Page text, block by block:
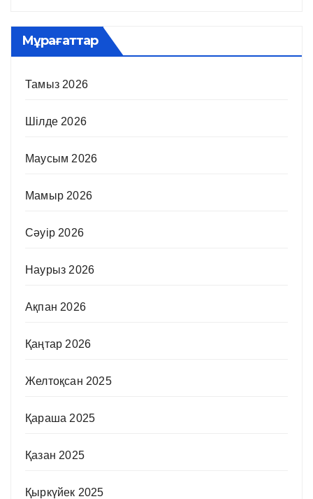
Мұрағаттар
Тамыз 2026
Шілде 2026
Маусым 2026
Мамыр 2026
Сәуір 2026
Наурыз 2026
Ақпан 2026
Қаңтар 2026
Желтоқсан 2025
Қараша 2025
Қазан 2025
Қыркүйек 2025